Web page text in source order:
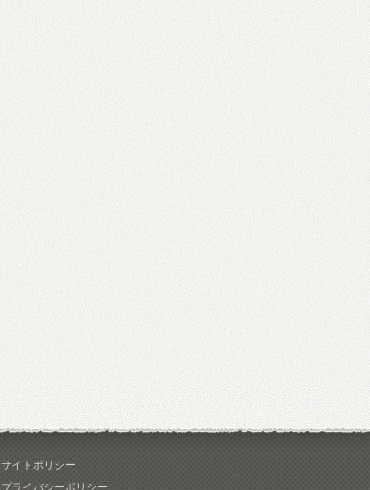
サイトポリシー
プライバシーポリシー